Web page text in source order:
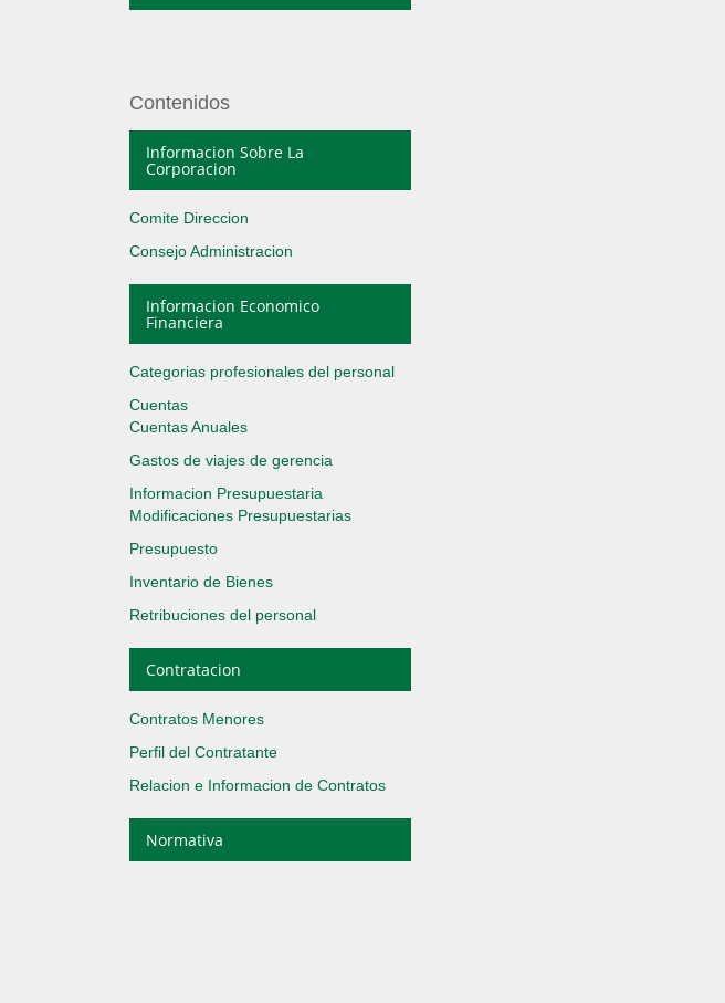
Contenidos
Informacion Sobre La
Corporacion
Comite Direccion
Consejo Administracion
Informacion Economico
Financiera
Categorias profesionales del personal
Cuentas
Cuentas Anuales
Gastos de viajes de gerencia
Informacion Presupuestaria
Modificaciones Presupuestarias
Presupuesto
Inventario de Bienes
Retribuciones del personal
Contratacion
Contratos Menores
Perfil del Contratante
Relacion e Informacion de Contratos
Normativa